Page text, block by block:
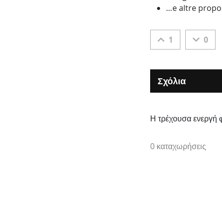
…e altre
1 0
Σχόλια
Η τρέχουσα ενεργή
0 καταχωρήσεις